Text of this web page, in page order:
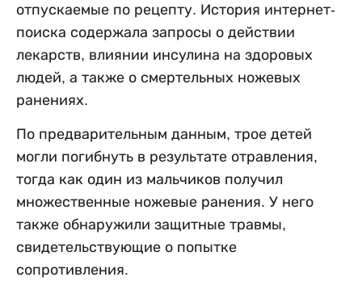
отпускаемые по рецепту. История интернет-
поиска содержала запросы о действии
лекарств, влиянии инсулина на здоровых
людей, а также о смертельных ножевых
ранениях.
По предварительным данным, трое детей
могли погибнуть в результате отравления,
тогда как один из мальчиков получил
множественные ножевые ранения. У него
также обнаружили защитные травмы,
свидетельствующие о попытке
сопротивления.